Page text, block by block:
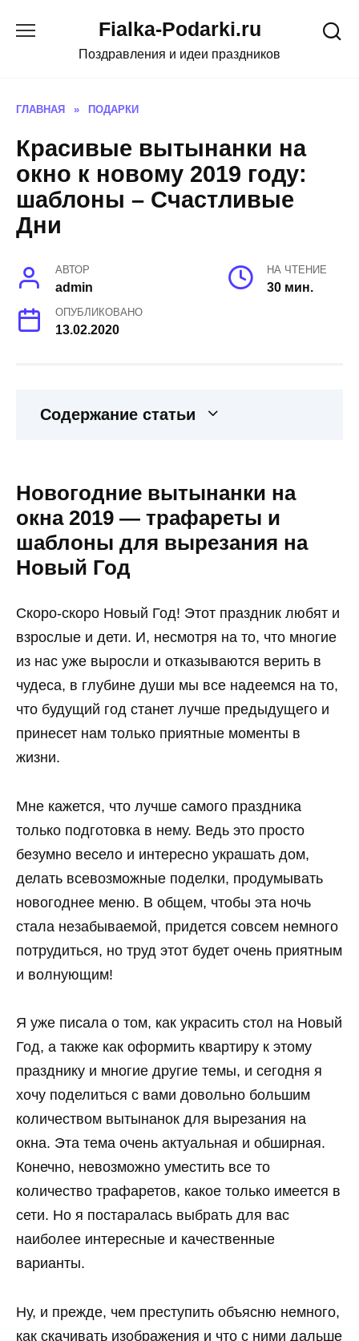
Fialka-Podarki.ru
Поздравления и идеи праздников
ГЛАВНАЯ » ПОДАРКИ
Красивые вытынанки на
окно к новому 2019 году:
шаблоны – Счастливые
Дни
АВТОР
admin
НА ЧТЕНИЕ
30 мин.
ОПУБЛИКОВАНО
13.02.2020
Содержание статьи
Новогодние вытынанки на
окна 2019 — трафареты и
шаблоны для вырезания на
Новый Год
Скоро-скоро Новый Год! Этот праздник любят и
взрослые и дети. И, несмотря на то, что многие
из нас уже выросли и отказываются верить в
чудеса, в глубине души мы все надеемся на то,
что будущий год станет лучше предыдущего и
принесет нам только приятные моменты в
жизни.
Мне кажется, что лучше самого праздника
только подготовка в нему. Ведь это просто
безумно весело и интересно украшать дом,
делать всевозможные поделки, продумывать
новогоднее меню. В общем, чтобы эта ночь
стала незабываемой, придется совсем немного
потрудиться, но труд этот будет очень приятным
и волнующим!
Я уже писала о том, как украсить стол на Новый
Год, а также как оформить квартиру к этому
празднику и многие другие темы, и сегодня я
хочу поделиться с вами довольно большим
количеством вытынанок для вырезания на
окна. Эта тема очень актуальная и обширная.
Конечно, невозможно уместить все то
количество трафаретов, какое только имеется в
сети. Но я постаралась выбрать для вас
наиболее интересные и качественные
варианты.
Ну, и прежде, чем преступить объясню немного,
как скачивать изображения и что с ними дальше